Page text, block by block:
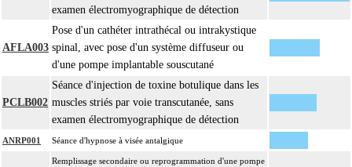
examen électromyographique de détection
AFLA003
Pose d'un cathéter intrathécal ou intrakystique
spinal, avec pose d'un système diffuseur ou
d'une pompe implantable souscutané
PCLB002
Séance d'injection de toxine botulique dans les
muscles striés par voie transcutanée, sans
examen électromyographique de détection
ANRP001 Séance d'hypnose à visée antalgique
Remplissage secondaire ou reprogrammation d'une pompe